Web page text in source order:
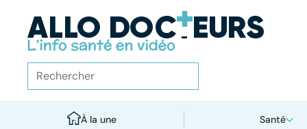
À la une Santé